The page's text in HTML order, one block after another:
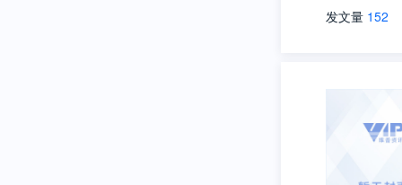
发文量 152